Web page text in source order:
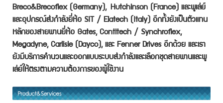
Breco&Brecoflex (Germany), Hutchinson (France) และพูเล่ย์
และอุปกรณ์ส่งกำลังยี่ห้อ SIT / Elatech (Italy) อีกทั้งยังเป็นตัวแทน
หลักของสายพานยี่ห้อ Gates, Contitech / Synchroflex,
Megadyne, Carlisle (Dayco), และ Fenner Drives อีกด้วย และเรา
ยังมีบริการคำนวนและออกแบบระบบส่งกำลังและเลือกชุดสายพานและพู
เล่ย์ให้ตรงตามความต้องการของผู้ใช้งาน